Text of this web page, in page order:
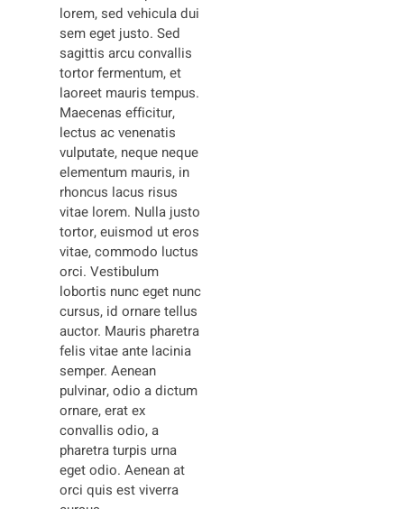
lorem, sed vehicula dui
sem eget justo. Sed
sagittis arcu convallis
tortor fermentum, et
laoreet mauris tempus.
Maecenas efficitur,
lectus ac venenatis
vulputate, neque neque
elementum mauris, in
rhoncus lacus risus
vitae lorem. Nulla justo
tortor, euismod ut eros
vitae, commodo luctus
orci. Vestibulum
lobortis nunc eget nunc
cursus, id ornare tellus
auctor. Mauris pharetra
felis vitae ante lacinia
semper. Aenean
pulvinar, odio a dictum
ornare, erat ex
convallis odio, a
pharetra turpis urna
eget odio. Aenean at
orci quis est viverra